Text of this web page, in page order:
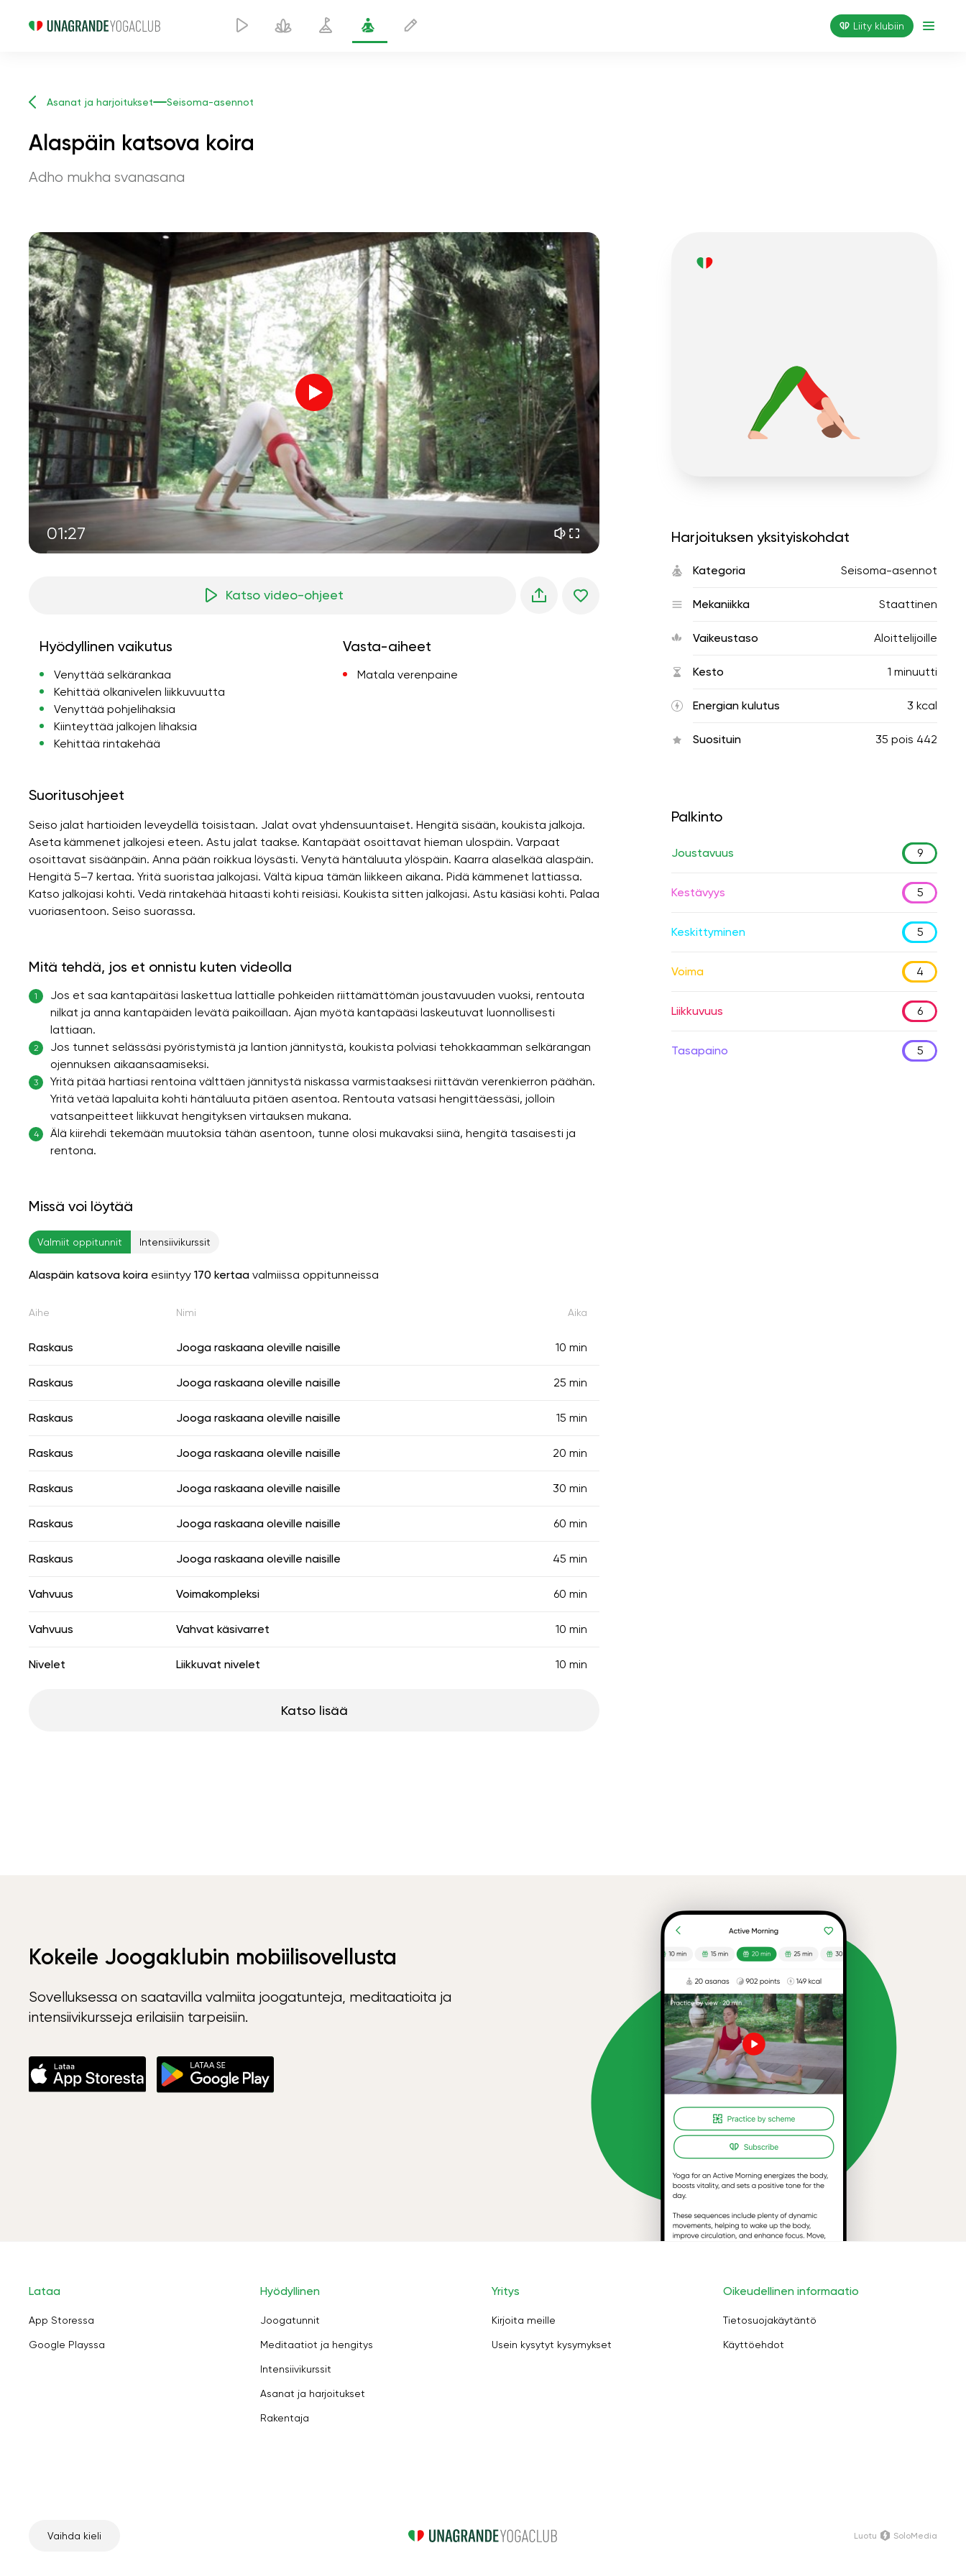
Liity klubiin
Asanat ja harjoitukset Seisoma-asennot
Alaspäin katsova koira
Adho mukha svanasana
01:27
Ohjaajan ääni
sielun lento 01:44
sisäinen rauha 01:27
aamun unelmat 01:34
metsän viileys 05:00
kesäsade 02:00
vuoren hiljaisuus 02:00
merituuli 02:00
tuulen ääni 02:00
kevätmetsä 02:00
Katso video-ohjeet
Hyödyllinen vaikutus
Venyttää selkärankaa
Kehittää olkanivelen liikkuvuutta
Venyttää pohjelihaksia
Kiinteyttää jalkojen lihaksia
Kehittää rintakehää
Vasta-aiheet
Matala verenpaine
Suoritusohjeet
Seiso jalat hartioiden leveydellä toisistaan. Jalat ovat yhdensuuntaiset. Hengitä sisään, koukista jalkoja.
Aseta kämmenet jalkojesi eteen. Astu jalat taakse. Kantapäät osoittavat hieman ulospäin. Varpaat
osoittavat sisäänpäin. Anna pään roikkua löysästi. Venytä häntäluuta ylöspäin. Kaarra alaselkää alaspäin.
Hengitä 5–7 kertaa. Yritä suoristaa jalkojasi. Vältä kipua tämän liikkeen aikana. Pidä kämmenet lattiassa.
Katso jalkojasi kohti. Vedä rintakehää hitaasti kohti reisiäsi. Koukista sitten jalkojasi. Astu käsiäsi kohti. Palaa
vuoriasentoon. Seiso suorassa.
Mitä tehdä, jos et onnistu kuten videolla
1
Jos et saa kantapäitäsi laskettua lattialle pohkeiden riittämättömän joustavuuden vuoksi, rentouta
nilkat ja anna kantapäiden levätä paikoillaan. Ajan myötä kantapääsi laskeutuvat luonnollisesti
lattiaan.
2
Jos tunnet selässäsi pyöristymistä ja lantion jännitystä, koukista polviasi tehokkaamman selkärangan
ojennuksen aikaansaamiseksi.
3
Yritä pitää hartiasi rentoina välttäen jännitystä niskassa varmistaaksesi riittävän verenkierron päähän.
Yritä vetää lapaluita kohti häntäluuta pitäen asentoa. Rentouta vatsasi hengittäessäsi, jolloin
vatsanpeitteet liikkuvat hengityksen virtauksen mukana.
4
Älä kiirehdi tekemään muutoksia tähän asentoon, tunne olosi mukavaksi siinä, hengitä tasaisesti ja
rentona.
Missä voi löytää
Valmiit oppitunnit Intensiivikurssit
Alaspäin katsova koira esiintyy 170 kertaa valmiissa oppitunneissa
Aihe Nimi Aika
Raskaus Jooga raskaana oleville naisille 10 min
Raskaus Jooga raskaana oleville naisille 25 min
Raskaus Jooga raskaana oleville naisille 15 min
Raskaus Jooga raskaana oleville naisille 20 min
Raskaus Jooga raskaana oleville naisille 30 min
Raskaus Jooga raskaana oleville naisille 60 min
Raskaus Jooga raskaana oleville naisille 45 min
Vahvuus Voimakompleksi 60 min
Vahvuus Vahvat käsivarret 10 min
Nivelet Liikkuvat nivelet 10 min
Katso lisää
Harjoituksen yksityiskohdat
Kategoria Seisoma-asennot
Mekaniikka Staattinen
Vaikeustaso Aloittelijoille
Kesto 1 minuutti
Energian kulutus 3 kcal
Suosituin 35 pois 442
Palkinto
Joustavuus 9
Kestävyys 5
Keskittyminen 5
Voima 4
Liikkuvuus 6
Tasapaino 5
Kokeile Joogaklubin mobiilisovellusta
Sovelluksessa on saatavilla valmiita joogatunteja, meditaatioita ja
intensiivikursseja erilaisiin tarpeisiin.
Lataa
App Storessa
Google Playssa
Hyödyllinen
Joogatunnit
Meditaatiot ja hengitys
Intensiivikurssit
Asanat ja harjoitukset
Rakentaja
Yritys
Kirjoita meille
Usein kysytyt kysymykset
Oikeudellinen informaatio
Tietosuojakäytäntö
Käyttöehdot
Vaihda kieli Luotu SoloMedia